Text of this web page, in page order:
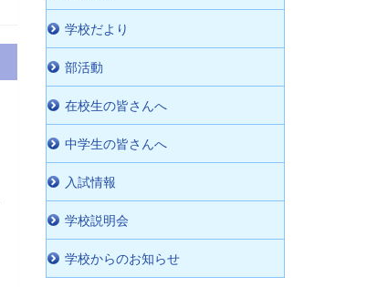
学校だより
部活動
在校生の皆さんへ
中学生の皆さんへ
入試情報
学校説明会
学校からのお知らせ